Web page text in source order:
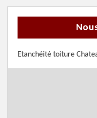
Etanchéité toiture